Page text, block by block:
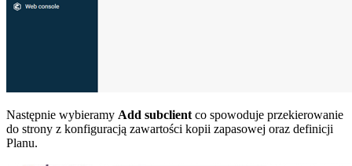
Następnie wybieramy Add subclient co spowoduje przekierowanie
do strony z konfiguracją zawartości kopii zapasowej oraz definicji
Planu.